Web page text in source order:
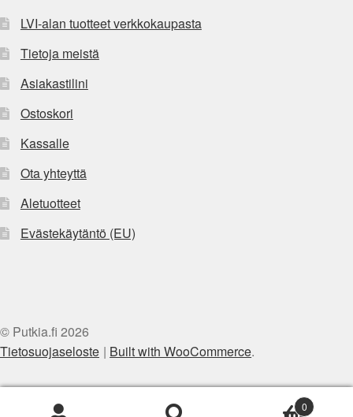
LVI-alan tuotteet verkkokaupasta
Tietoja meistä
Asiakastilini
Ostoskori
Kassalle
Ota yhteyttä
Aletuotteet
Evästekäytäntö (EU)
© Putkia.fi 2026
Tietosuojaseloste
Built with WooCommerce.
0